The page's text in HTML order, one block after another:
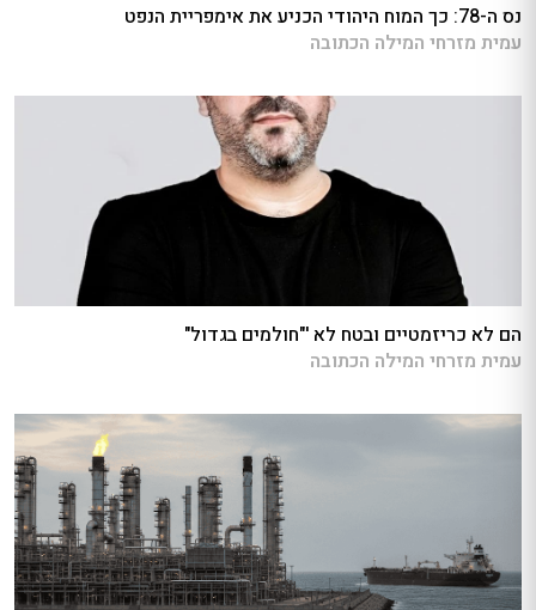
נס ה-78: כך המוח היהודי הכניע את אימפריית הנפט
עמית מזרחי המילה הכתובה
הם לא כריזמטיים ובטח לא '"חולמים בגדול"
עמית מזרחי המילה הכתובה